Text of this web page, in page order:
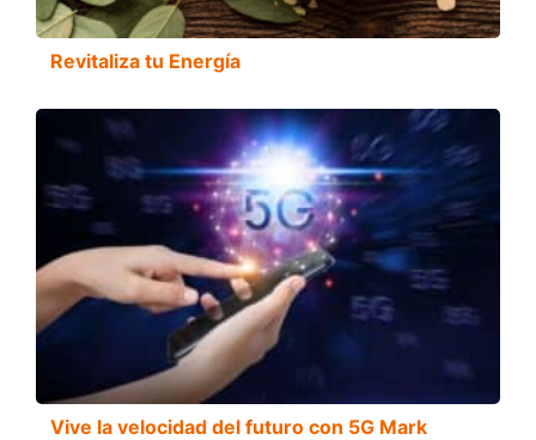
Revitaliza tu Energía
Vive la velocidad del futuro con 5G Mark